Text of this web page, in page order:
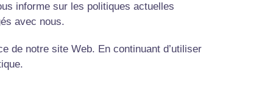
informe sur les politiques actuelles
avec nous.
de notre site Web. En continuant d’utiliser